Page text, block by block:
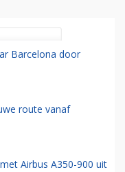
Barcelona door
route vanaf
Airbus A350-900 uit